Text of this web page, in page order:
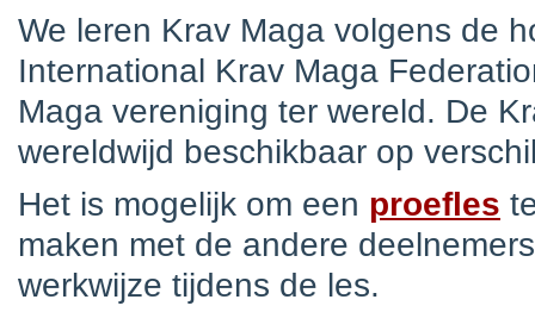
We leren Krav Maga volgens de
International Krav Maga
Maga vereniging ter wereld. De
wereldwijd beschikbaar op
Het is mogelijk om een proefles
maken met de andere
werkwijze tijdens de les.